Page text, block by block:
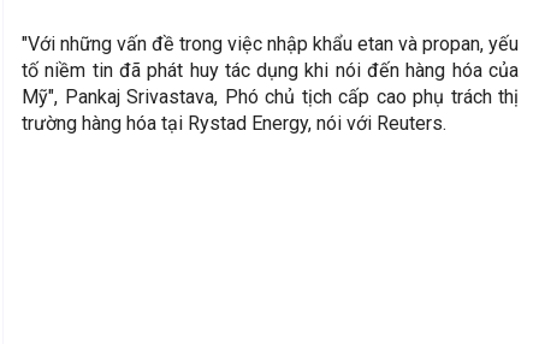
"Với những vấn đề trong việc nhập khẩu etan và propan, yếu
tố niềm tin đã phát huy tác dụng khi nói đến hàng hóa của
Mỹ", Pankaj Srivastava, Phó chủ tịch cấp cao phụ trách thị
trường hàng hóa tại Rystad Energy, nói với Reuters.